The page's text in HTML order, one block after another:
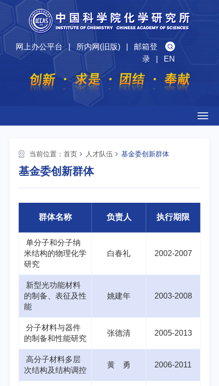
网上办公平台|所内网(旧版)| 邮箱登
录| EN
当前位置： 首页 人才队伍 基金委创新群体
基金委创新群体
群体名称 负责人 执行期限
单分子和分子纳
米结构的物理化学
研究
白春礼 2002-2007
新型光功能材料
的制备、表征及性
能
姚建年 2003-2008
分子材料与器件
的制备和性能研究
张德清 2005-2013
高分子材料多层
次结构及结构调控
黄 勇 2006-2011